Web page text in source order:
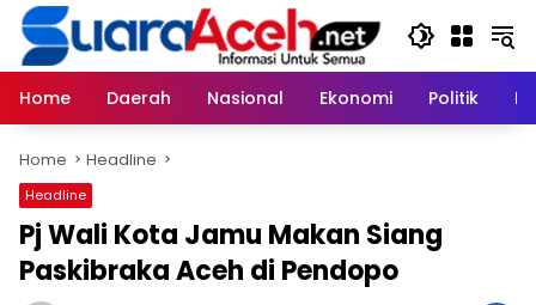
Skip
content
Home
Daerah Nasional Ekonomi Politik
Home Headline
Headline
Pj Wali Kota Jamu Makan Siang
Paskibraka Aceh di Pendopo